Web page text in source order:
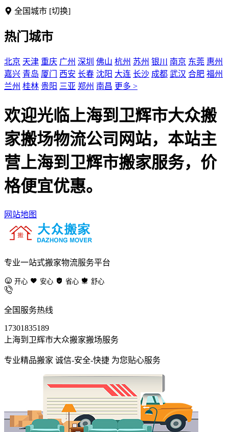
全国城市 [切换]
热门城市
北京 天津 重庆 广州 深圳 佛山 杭州 苏州 银川 南京 东莞 惠州
嘉兴 青岛 厦门 西安 长春 沈阳 大连 长沙 成都 武汉 合肥 福州
兰州 桂林 贵阳 三亚 郑州 南昌 更多 >
欢迎光临上海到卫辉市大众搬
家搬场物流公司网站，本站主
营上海到卫辉市搬家服务，价
格便宜优惠。
网站地图
专业一站式搬家物流服务平台
开心 安心 省心 舒心
全国服务热线
17301835189
上海到卫辉市大众搬家搬场服务
专业精品搬家 诚信-安全-快捷 为您贴心服务